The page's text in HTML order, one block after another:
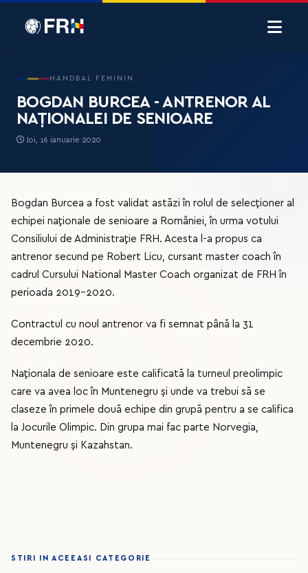
HANDBAL FEMININ
BOGDAN BURCEA - ANTRENOR AL
NAȚIONALEI DE SENIOARE
Joi, 16 ianuarie 2020
Bogdan Burcea a fost validat astăzi în rolul de selecționer al
echipei naționale de senioare a României, în urma votului
Consiliului de Administrație FRH. Acesta l-a propus ca
antrenor secund pe Robert Licu, cursant master coach în
cadrul Cursului National Master Coach organizat de FRH în
perioada 2019-2020.
Contractul cu noul antrenor va fi semnat până la 31
decembrie 2020.
Naționala de senioare este calificată la turneul preolimpic
care va avea loc în Muntenegru și unde va trebui să se
claseze în primele două echipe din grupă pentru a se califica
la Jocurile Olimpic. Din grupa mai fac parte Norvegia,
Muntenegru și Kazahstan.
STIRI IN ACEEASI CATEGORIE